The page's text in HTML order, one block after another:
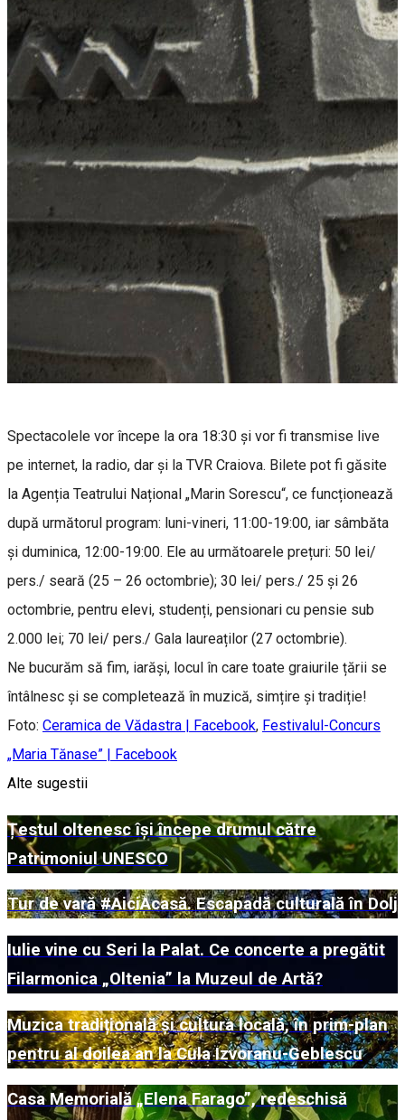
Spectacolele vor începe la ora 18:30 și vor fi transmise live
pe internet, la radio, dar și la TVR Craiova. Bilete pot fi găsite
la Agenția Teatrului Național „Marin Sorescu“, ce funcționează
după următorul program: luni-vineri, 11:00-19:00, iar sâmbăta
și duminica, 12:00-19:00. Ele au următoarele prețuri: 50 lei/
pers./ seară (25 – 26 octombrie); 30 lei/ pers./ 25 și 26
octombrie, pentru elevi, studenți, pensionari cu pensie sub
2.000 lei; 70 lei/ pers./ Gala laureaților (27 octombrie).
Ne bucurăm să fim, iarăși, locul în care toate graiurile țării se
întâlnesc și se completează în muzică, simțire și tradiție!
Foto: Ceramica de Vădastra | Facebook, Festivalul-Concurs
„Maria Tănase” | Facebook
Alte sugestii
Țestul oltenesc își începe drumul către
Patrimoniul UNESCO
Tur de vară #AiciAcasă. Escapadă culturală în Dolj
Iulie vine cu Seri la Palat. Ce concerte a pregătit
Filarmonica „Oltenia” la Muzeul de Artă?
Muzica tradițională și cultura locală, în prim-plan
pentru al doilea an la Cula Izvoranu-Geblescu
Casa Memorială „Elena Farago”, redeschisă